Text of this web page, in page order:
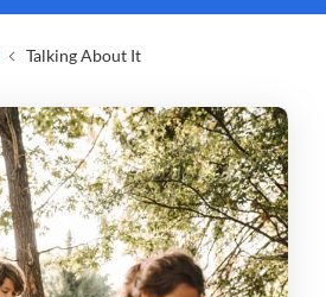
Talking About It